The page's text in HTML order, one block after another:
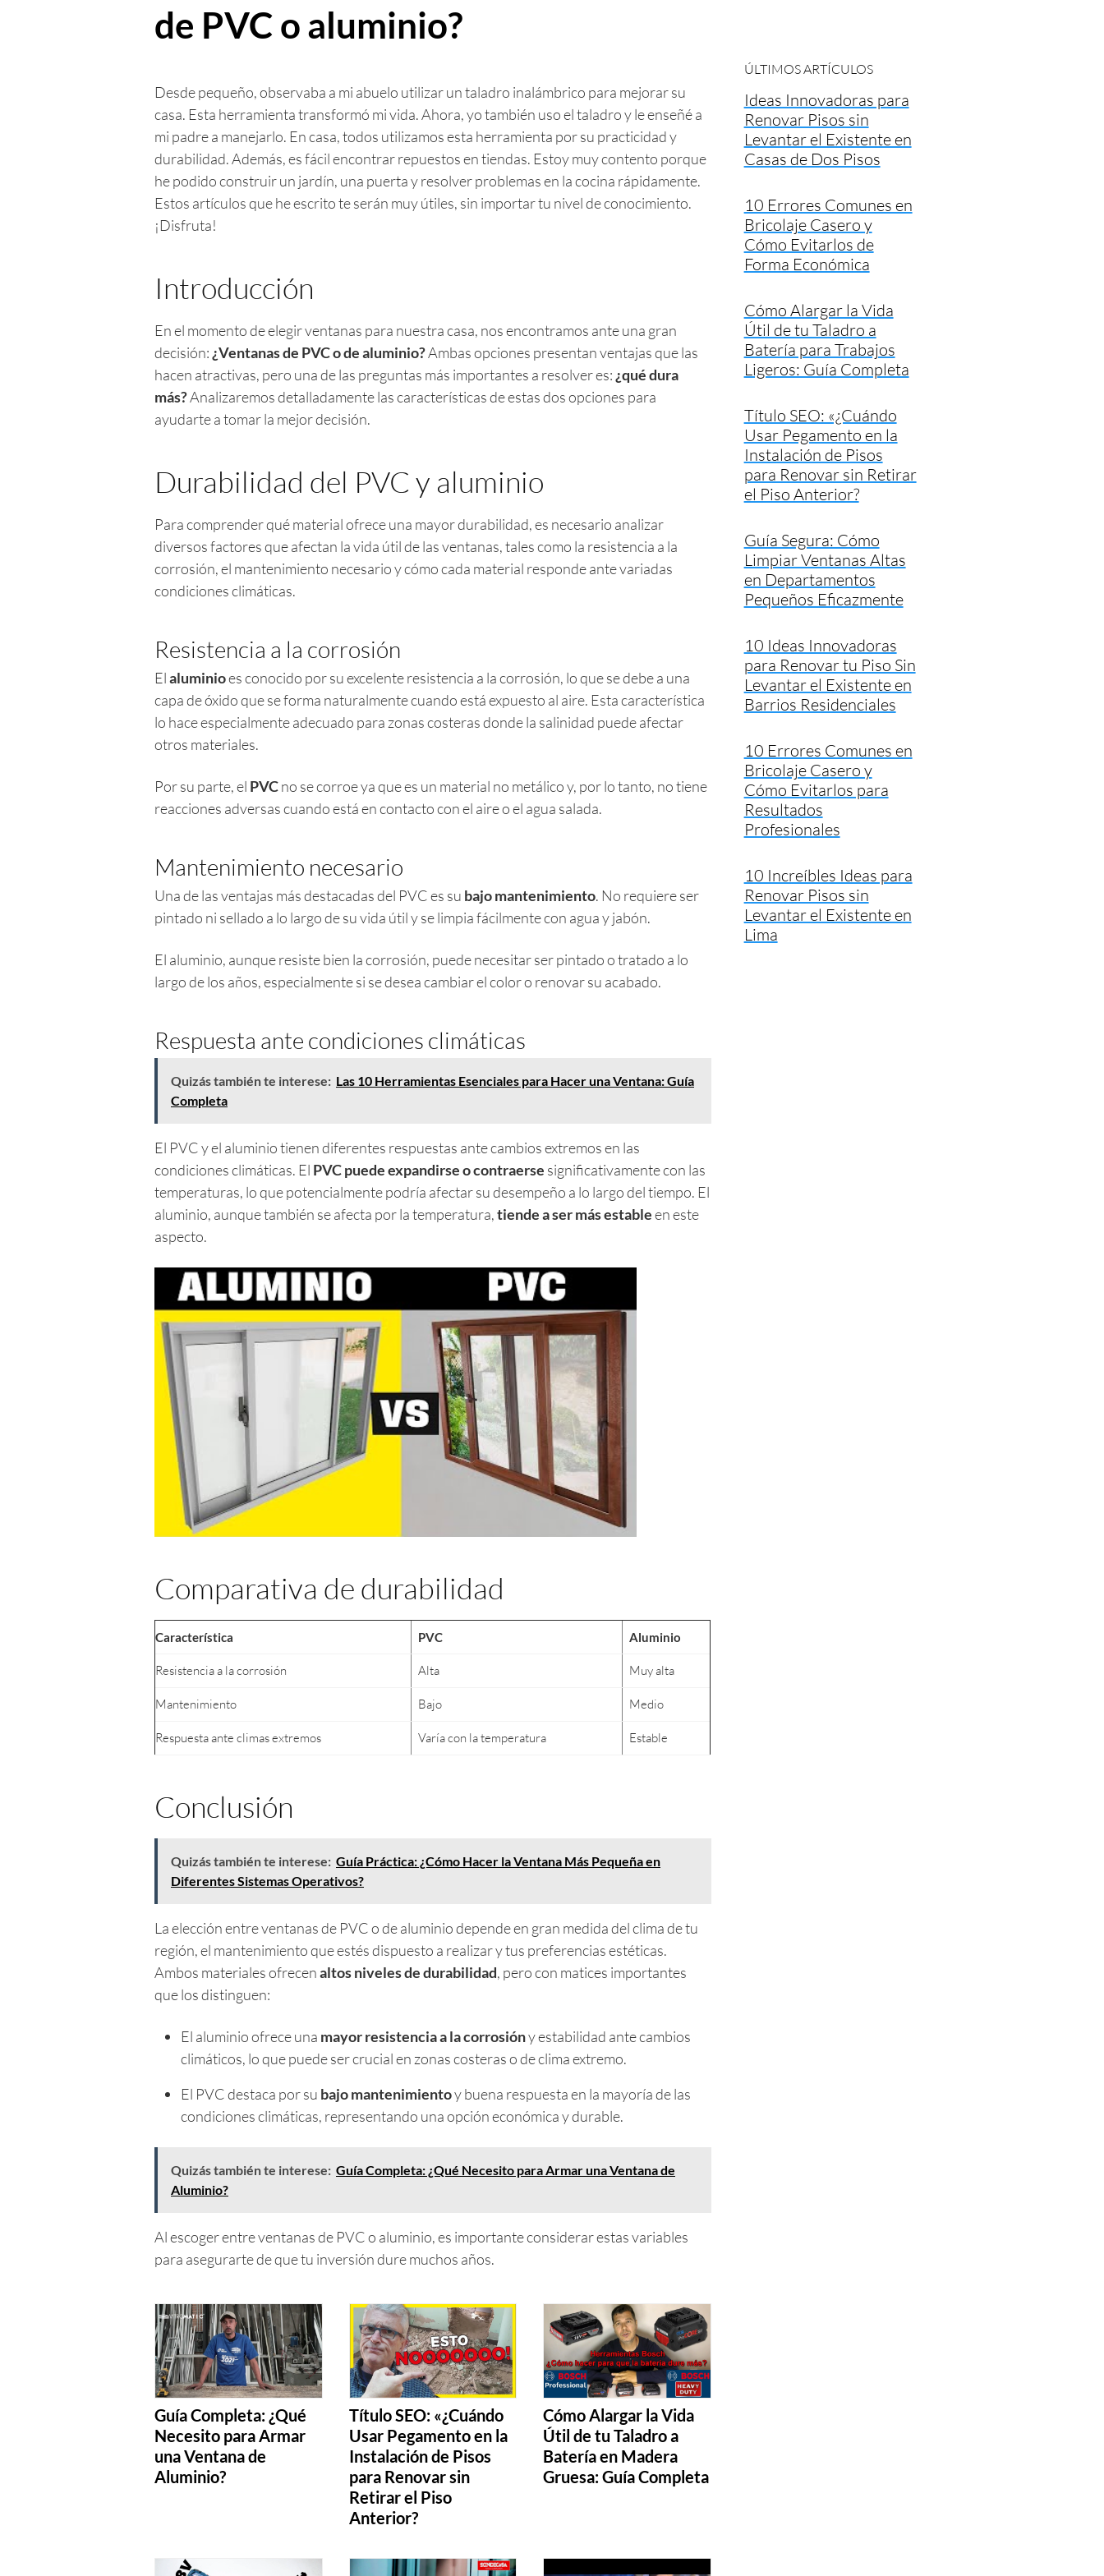
de PVC o aluminio?
Desde pequeño, observaba a mi abuelo utilizar un taladro inalámbrico para mejorar su
casa. Esta herramienta transformó mi vida. Ahora, yo también uso el taladro y le enseñé a
mi padre a manejarlo. En casa, todos utilizamos esta herramienta por su practicidad y
durabilidad. Además, es fácil encontrar repuestos en tiendas. Estoy muy contento porque
he podido construir un jardín, una puerta y resolver problemas en la cocina rápidamente.
Estos artículos que he escrito te serán muy útiles, sin importar tu nivel de conocimiento.
¡Disfruta!
Introducción
En el momento de elegir ventanas para nuestra casa, nos encontramos ante una gran
decisión: ¿Ventanas de PVC o de aluminio?Ambas opciones presentan ventajas que las
hacen atractivas, pero una de las preguntas más importantes a resolver es: ¿qué dura
más?Analizaremos detalladamente las características de estas dos opciones para
ayudarte a tomar la mejor decisión.
Durabilidad del PVC y aluminio
Para comprender qué material ofrece una mayor durabilidad, es necesario analizar
diversos factores que afectan la vida útil de las ventanas, tales como la resistencia a la
corrosión, el mantenimiento necesario y cómo cada material responde ante variadas
condiciones climáticas.
Resistencia a la corrosión
Elaluminioes conocido por su excelente resistencia a la corrosión, lo que se debe a una
capa de óxido que se forma naturalmente cuando está expuesto al aire. Esta característica
lo hace especialmente adecuado para zonas costeras donde la salinidad puede afectar
otros materiales.
Por su parte, el PVCno se corroe ya que es un material no metálico y, por lo tanto, no tiene
reacciones adversas cuando está en contacto con el aire o el agua salada.
Mantenimiento necesario
Una de las ventajas más destacadas del PVC es su bajo mantenimiento. No requiere ser
pintado ni sellado a lo largo de su vida útil y se limpia fácilmente con agua y jabón.
El aluminio, aunque resiste bien la corrosión, puede necesitar ser pintado o tratado a lo
largo de los años, especialmente si se desea cambiar el color o renovar su acabado.
Respuesta ante condiciones climáticas
Quizás también te interese: Las 10 Herramientas Esenciales para Hacer una Ventana: Guía
Completa
El PVC y el aluminio tienen diferentes respuestas ante cambios extremos en las
condiciones climáticas. El PVC puede expandirse o contraerse significativamente con las
temperaturas, lo que potencialmente podría afectar su desempeño a lo largo del tiempo. El
aluminio, aunque también se afecta por la temperatura,tiende a ser más estableen este
aspecto.
Comparativa de durabilidad
Característica PVC Aluminio
Resistencia a la corrosión Alta Muy alta
Mantenimiento Bajo Medio
Respuesta ante climas extremos Varía con la temperatura Estable
Conclusión
Quizás también te interese: Guía Práctica: ¿Cómo Hacer la Ventana Más Pequeña en
Diferentes Sistemas Operativos?
La elección entre ventanas de PVC o de aluminio depende en gran medida del clima de tu
región, el mantenimiento que estés dispuesto a realizar y tus preferencias estéticas.
Ambos materiales ofrecenaltos niveles de durabilidad, pero con matices importantes
que los distinguen:
El aluminio ofrece una mayor resistencia a la corrosióny estabilidad ante cambios
climáticos, lo que puede ser crucial en zonas costeras o de clima extremo.
El PVC destaca por su bajo mantenimientoy buena respuesta en la mayoría de las
condiciones climáticas, representando una opción económica y durable.
Quizás también te interese: Guía Completa: ¿Qué Necesito para Armar una Ventana de
Aluminio?
Al escoger entre ventanas de PVC o aluminio, es importante considerar estas variables
para asegurarte de que tu inversión dure muchos años.
Guía Completa: ¿Qué
Necesito para Armar
una Ventana de
Aluminio?
Título SEO: «¿Cuándo
Usar Pegamento en la
Instalación de Pisos
para Renovar sin
Retirar el Piso
Anterior?
Cómo Alargar la Vida
Útil de tu Taladro a
Batería en Madera
Gruesa: Guía Completa
ÚLTIMOS ARTÍCULOS
Ideas Innovadoras para
Renovar Pisos sin
Levantar el Existente en
Casas de Dos Pisos
10 Errores Comunes en
Bricolaje Casero y
Cómo Evitarlos de
Forma Económica
Cómo Alargar la Vida
Útil de tu Taladro a
Batería para Trabajos
Ligeros: Guía Completa
Título SEO: «¿Cuándo
Usar Pegamento en la
Instalación de Pisos
para Renovar sin Retirar
el Piso Anterior?
Guía Segura: Cómo
Limpiar Ventanas Altas
en Departamentos
Pequeños Eficazmente
10 Ideas Innovadoras
para Renovar tu Piso Sin
Levantar el Existente en
Barrios Residenciales
10 Errores Comunes en
Bricolaje Casero y
Cómo Evitarlos para
Resultados
Profesionales
10 Increíbles Ideas para
Renovar Pisos sin
Levantar el Existente en
Lima